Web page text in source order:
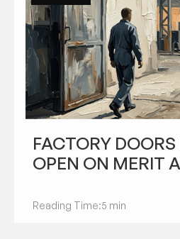
FACTORY DOORS
OPEN ON MERIT
Reading Time:5 min